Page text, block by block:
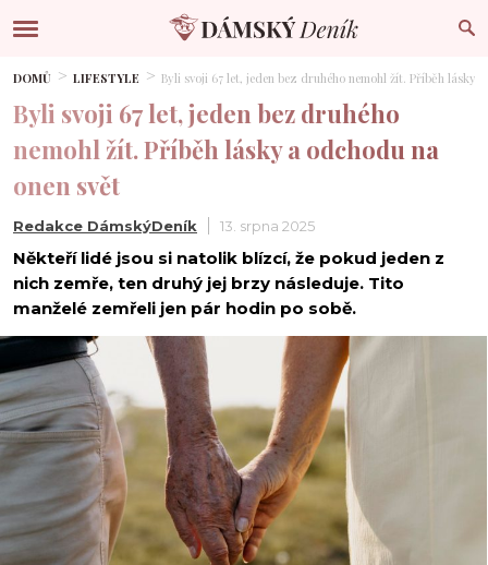
DOMŮ LIFESTYLE Byli svoji 67 let, jeden bez druhého nemohl žít. Příběh lásky
Byli svoji 67 let, jeden bez druhého
nemohl žít. Příběh lásky a odchodu na
onen svět
Redakce DámskýDeník 13. srpna 2025
Někteří lidé jsou si natolik blízcí, že pokud jeden z
nich zemře, ten druhý jej brzy následuje. Tito
manželé zemřeli jen pár hodin po sobě.